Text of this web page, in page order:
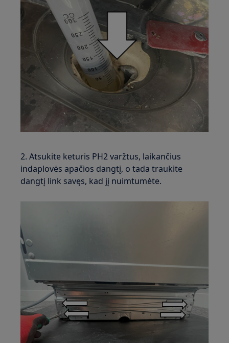
2. Atsukite keturis PH2 varžtus, laikančius
indaplovės apačios dangtį, o tada traukite
dangtį link savęs, kad jį nuimtumėte.